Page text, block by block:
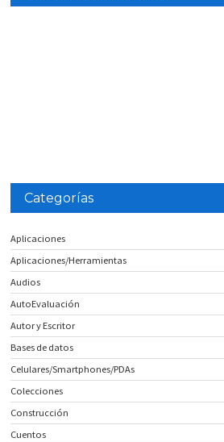
Categorías
Aplicaciones
Aplicaciones/Herramientas
Audios
AutoEvaluación
Autor y Escritor
Bases de datos
Celulares/Smartphones/PDAs
Colecciones
Construcción
Cuentos